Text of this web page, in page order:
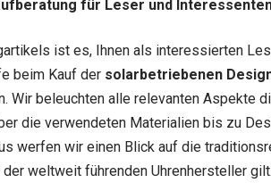
für Leser und
ist es, Ihnen als interessierten
beim Kauf der solarbetriebenen
Wir beleuchten alle relevanten Aspekte
die verwendeten Materialien bis zu
werfen wir einen Blick auf die
weltweit führenden Uhrenhersteller gilt.